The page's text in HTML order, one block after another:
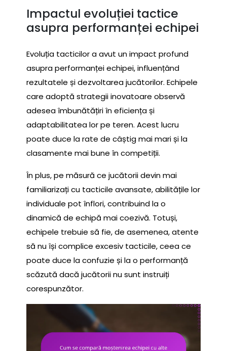
Impactul evoluției tactice
asupra performanței echipei
Evoluția tacticilor a avut un impact profund
asupra performanței echipei, influențând
rezultatele și dezvoltarea jucătorilor. Echipele
care adoptă strategii inovatoare observă
adesea îmbunătățiri în eficiența și
adaptabilitatea lor pe teren. Acest lucru
poate duce la rate de câștig mai mari și la
clasamente mai bune în competiții.
În plus, pe măsură ce jucătorii devin mai
familiarizați cu tacticile avansate, abilitățile lor
individuale pot înflori, contribuind la o
dinamică de echipă mai coezivă. Totuși,
echipele trebuie să fie, de asemenea, atente
să nu își complice excesiv tacticile, ceea ce
poate duce la confuzie și la o performanță
scăzută dacă jucătorii nu sunt instruiți
corespunzător.